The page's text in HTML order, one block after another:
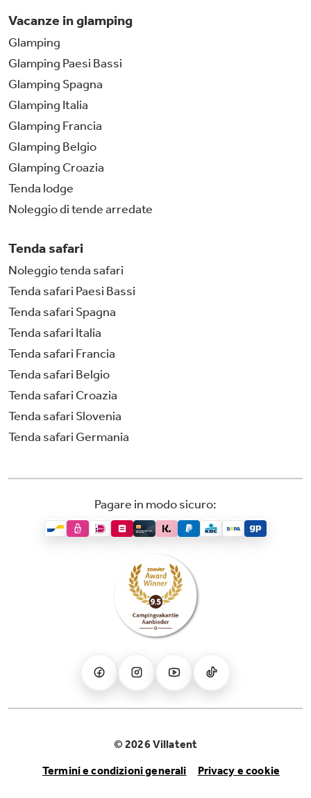
Vacanze in glamping
Glamping
Glamping Paesi Bassi
Glamping Spagna
Glamping Italia
Glamping Francia
Glamping Belgio
Glamping Croazia
Tenda lodge
Noleggio di tende arredate
Tenda safari
Noleggio tenda safari
Tenda safari Paesi Bassi
Tenda safari Spagna
Tenda safari Italia
Tenda safari Francia
Tenda safari Belgio
Tenda safari Croazia
Tenda safari Slovenia
Tenda safari Germania
Pagare in modo sicuro:
© 2026 Villatent
Termini e condizioni generali
Privacy e cookie